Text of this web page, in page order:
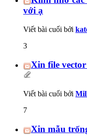
với ạ
Viết bài cuối bởi
3
Xin file
Viết bài cuối bởi
7
Xin mẫu